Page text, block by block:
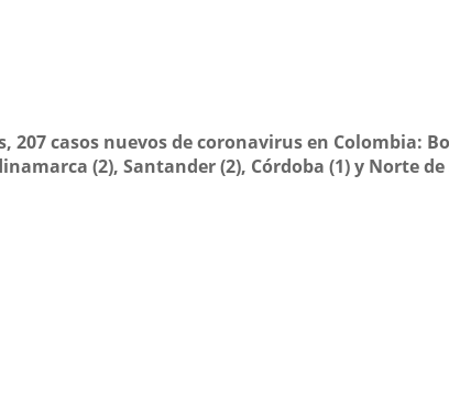
casos nuevos de coronavirus en Colombia:
(2), Santander (2), Córdoba (1) y Norte